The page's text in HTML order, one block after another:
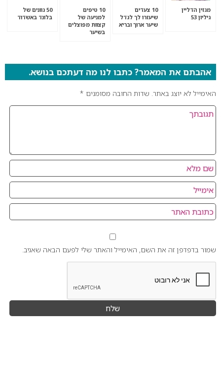
מגזין הדליין
גיליון 53
10 צעדים
שיעזרו לך לגדל
שיער ארוך ובריא
10 טיפים
למניעה של
קצוות מפוצלים
בשיער
50 גוונים של
בלונד באשדוד
אהבתם את המאמר? כתבו לנו מה דעתכם בנושא.
האימייל לא יוצג באתר. שדות החובה מסומנים *
שמור בדפדפן זה את השם, האימייל והאתר שלי לפעם הבאה שאגיב.